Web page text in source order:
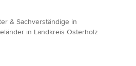
& Sachverständige in
in Landkreis Osterholz